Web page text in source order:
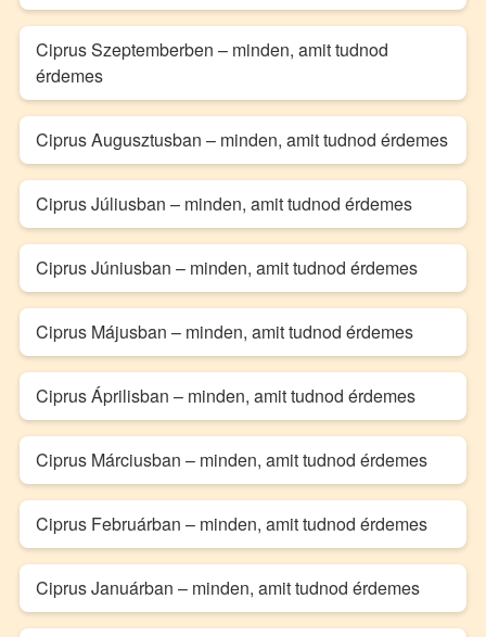
Ciprus Szeptemberben – minden, amit tudnod
érdemes
Ciprus Augusztusban – minden, amit tudnod érdemes
Ciprus Júliusban – minden, amit tudnod érdemes
Ciprus Júniusban – minden, amit tudnod érdemes
Ciprus Májusban – minden, amit tudnod érdemes
Ciprus Áprilisban – minden, amit tudnod érdemes
Ciprus Márciusban – minden, amit tudnod érdemes
Ciprus Februárban – minden, amit tudnod érdemes
Ciprus Januárban – minden, amit tudnod érdemes